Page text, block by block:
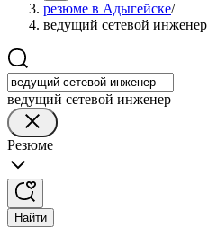
резюме в Адыгейске/
ведущий сетевой инженер
ведущий сетевой инженер
Резюме
Найти